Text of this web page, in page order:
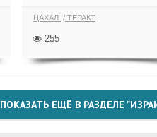
ЦАХАЛ ТЕРАКТ
255
ПОКАЗАТЬ ЕЩЁ В РАЗДЕЛЕ